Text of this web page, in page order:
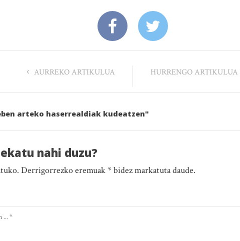
AURREKO ARTIKULUA HURRENGO ARTIKULUA
arteko haserrealdiak kudeatzen"
nahi duzu?
Derrigorrezko eremuak * bidez markatuta daude.